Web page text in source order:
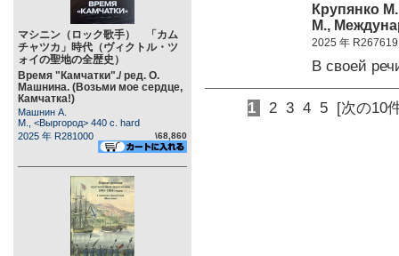
マシニン（ロック歌手） 「カム
チャツカ」時代（ヴィクトル・ツ
ォイの聖地の全歴史）
Время "Камчатки"./ ред. О.
Машнина. (Возьми мое сердце,
Камчатка!)
Машнин А.
М., <Выргород> 440 c. hard
2025 年 R281000
\68,860
Крупянко
М.,
2025 年 R267619
В своей
1 2 3 4 5 [次の10